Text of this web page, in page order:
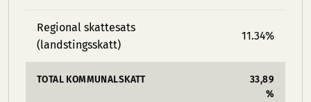
Regional skattesats
(landstingsskatt)
11.34%
TOTAL KOMMUNALSKATT
33,89
%